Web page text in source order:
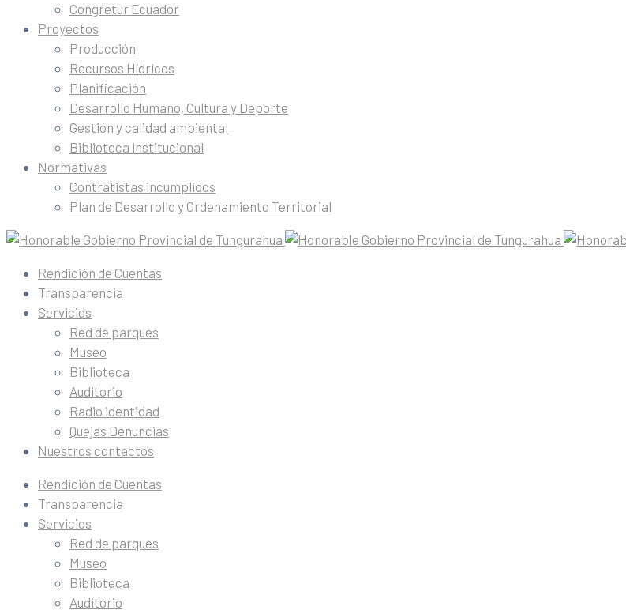
Congretur Ecuador
Proyectos
Producción
Recursos Hídricos
Planificación
Desarrollo Humano, Cultura y Deporte
Gestión y calidad ambiental
Biblioteca institucional
Normativas
Contratistas incumplidos
Plan de Desarrollo y Ordenamiento Territorial
Rendición de Cuentas
Transparencia
Servicios
Red de parques
Museo
Biblioteca
Auditorio
Radio identidad
Quejas Denuncias
Nuestros contactos
Rendición de Cuentas
Transparencia
Servicios
Red de parques
Museo
Biblioteca
Auditorio